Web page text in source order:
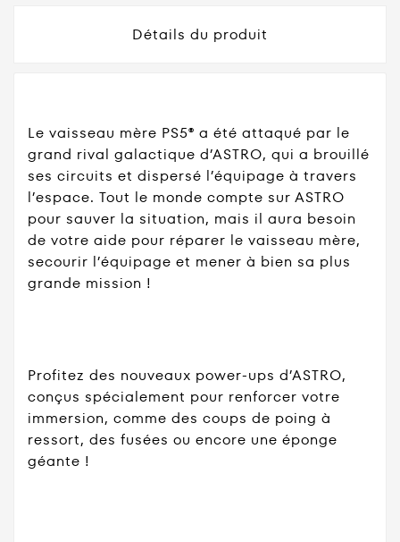
Détails du produit
Le vaisseau mère PS5® a été attaqué par le
grand rival galactique d’ASTRO, qui a brouillé
ses circuits et dispersé l’équipage à travers
l’espace. Tout le monde compte sur ASTRO
pour sauver la situation, mais il aura besoin
de votre aide pour réparer le vaisseau mère,
secourir l’équipage et mener à bien sa plus
grande mission !
Profitez des nouveaux power-ups d’ASTRO,
conçus spécialement pour renforcer votre
immersion, comme des coups de poing à
ressort, des fusées ou encore une éponge
géante !